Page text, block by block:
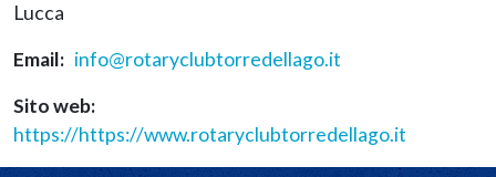
Lucca
Email
info@rotaryclubtorredellago.it
Sito web
https://https://www.rotaryclubtorredellago.it